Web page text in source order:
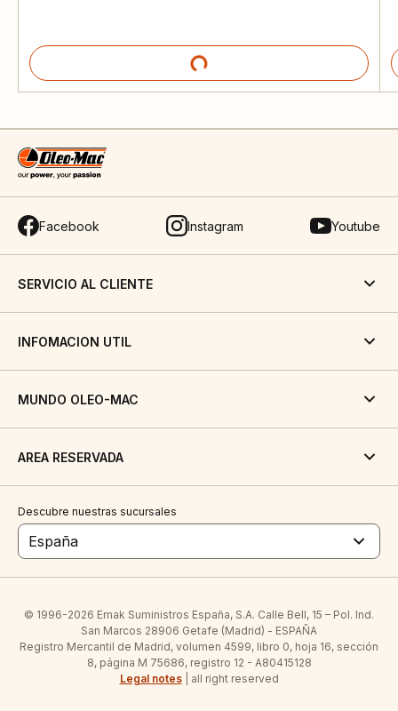
Facebook Instagram Youtube
SERVICIO AL CLIENTE
INFOMACION UTIL
MUNDO OLEO-MAC
AREA RESERVADA
Descubre nuestras sucursales
España
© 1996-2026 Emak Suministros España, S.A. Calle Bell, 15 – Pol. Ind.
San Marcos 28906 Getafe (Madrid) - ESPAÑA
Registro Mercantil de Madrid, volumen 4599, libro 0, hoja 16, sección
8, página M 75686, registro 12 - A80415128
Legal notes| all right reserved